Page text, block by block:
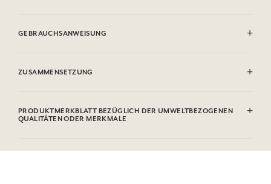
GEBRAUCHSANWEISUNG
ZUSAMMENSETZUNG
(Fragrance), Palm Kernel Acid, Sodium Chloride, Glycerin, Argania
Spinosa Kernel Oil*, Tetrasodium Etidronate, Sodium Thiosulfate,
PRODUKTMERKBLATT BEZÜGLICH DER UMWELTBEZOGENEN
QUALITÄTEN ODER MERKMALE
Bitte konsultieren Sie die Umweltqualitäten oder -merkmale, indem